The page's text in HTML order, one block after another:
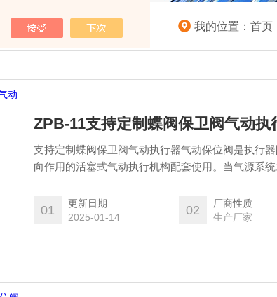
我的位置： 首页
ZPB-11支持定制蝶阀保卫阀气动执
支持定制蝶阀保卫阀气动执行器气动保位阀是执行
向作用的活塞式气动执行机构配套使用。当气源系
阀在重要的自动控制回路中作为安全保护仪表。
01
更新日期
2025-01-14
02
厂商性质
生产厂家